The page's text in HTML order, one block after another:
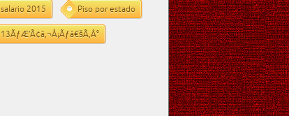
salario 2015 Piso por estado
13ÃƒÆ’Ã¢â‚¬Å¡Ãƒâ€šÃ‚Â°